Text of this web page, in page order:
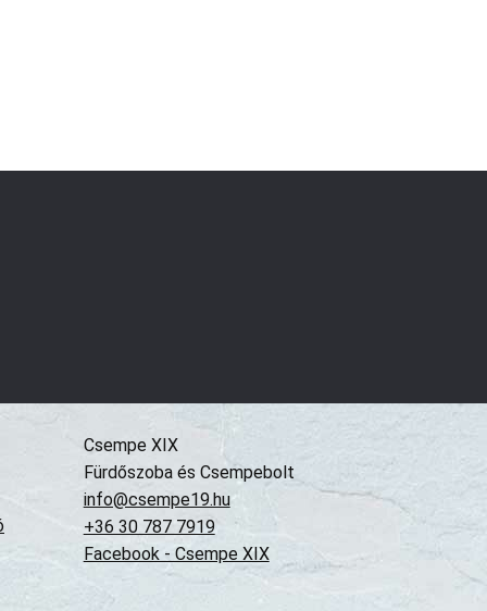
Csempe XIX
Fürdőszoba és Csempebolt
info@csempe19.hu
+36 30 787 7919
Facebook - Csempe XIX